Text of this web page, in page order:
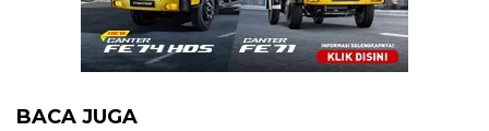
BACA JUGA